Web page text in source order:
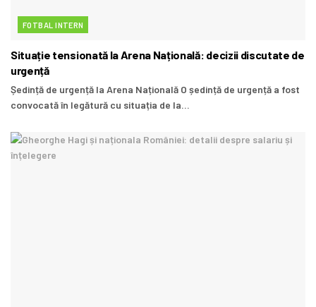
FOTBAL INTERN
Situație tensionată la Arena Națională: decizii discutate de
urgență
Ședință de urgență la Arena Națională O ședință de urgență a fost
convocată în legătură cu situația de la...